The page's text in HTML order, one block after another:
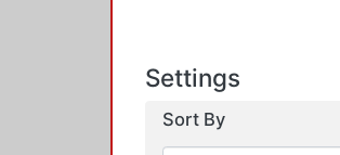
Settings
Sort By